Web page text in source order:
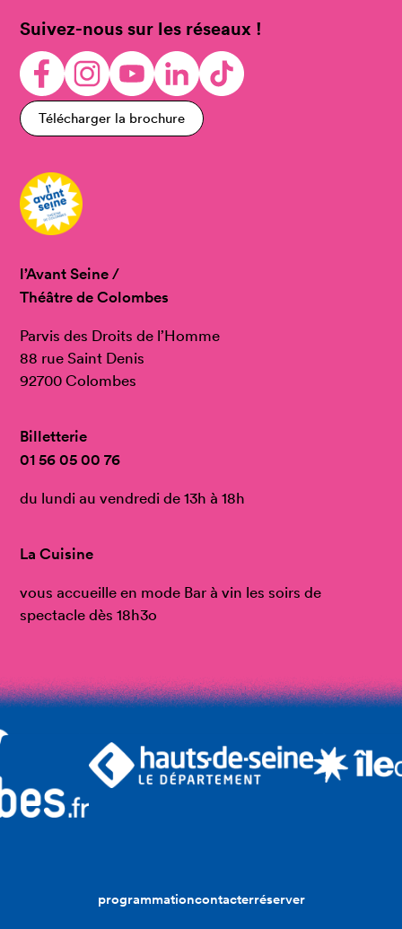
Suivez-nous sur les réseaux !
Télécharger la brochure
l’Avant Seine /
Théâtre de Colombes
Parvis des Droits de l’Homme
88 rue Saint Denis
92700 Colombes
Billetterie
01 56 05 00 76
du lundi au vendredi de 13h à 18h
La Cuisine
vous accueille en mode Bar à vin les soirs de
spectacle dès 18h3o
programmationcontacterréserver